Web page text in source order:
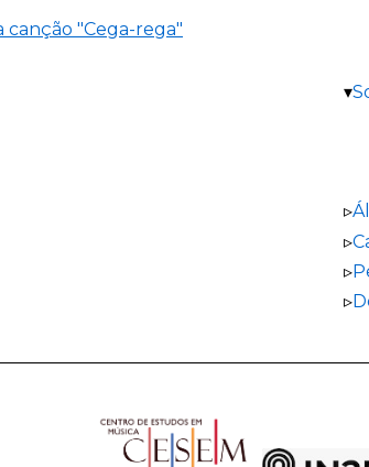
"Cega-rega"